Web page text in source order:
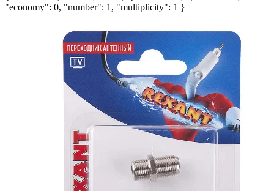
"economy": 0, "number": 1, "multiplicity": 1 }